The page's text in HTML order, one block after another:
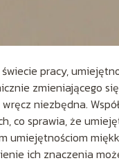
pracy,
zmieniającego
niezbędna.
co sprawia, że
umiejętnościom
ich znaczenia